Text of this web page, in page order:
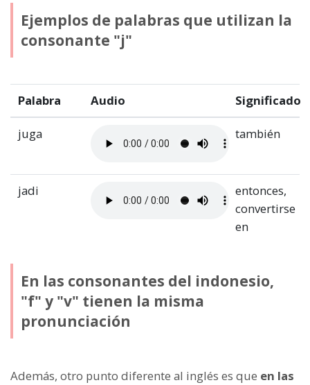
Ejemplos de palabras que utilizan la
consonante "j"
Palabra Audio Significado
juga también
jadi
entonces,
convertirse
en
En las consonantes del indonesio,
"f" y "v" tienen la misma
pronunciación
Además, otro punto diferente al inglés es que en las